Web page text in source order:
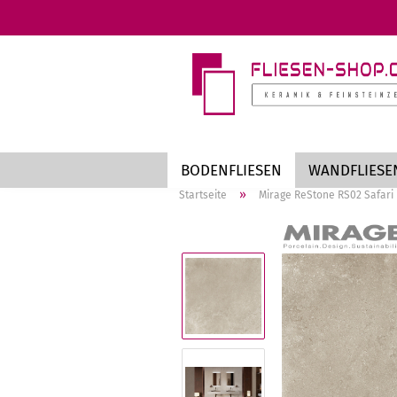
BODENFLIESEN
Markenfliesen anzeigen
AZTECA
Cotto d'Este
EnergieKer
Startseite » Mirage ReStone RS02 Safari